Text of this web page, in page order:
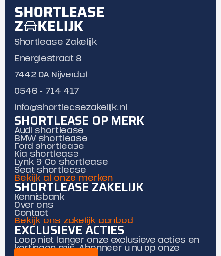
Shortlease Zakelijk
Energiestraat 8
7442 DA Nijverdal
0546 - 714 417
info@shortleasezakelijk.nl
SHORTLEASE OP MERK
Audi shortlease
BMW shortlease
Ford shortlease
Kia shortlease
Lynk & Co shortlease
Seat shortlease
Bekijk al onze merken
SHORTLEASE ZAKELIJK
Kennisbank
Over ons
Contact
Bekijk ons zakelijk aanbod
EXCLUSIEVE ACTIES
Loop niet langer onze exclusieve acties en
kortingen mis. Abonneer u nu op onze